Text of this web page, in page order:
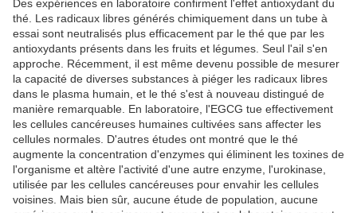
Des expériences en laboratoire confirment l'effet antioxydant du
thé. Les radicaux libres générés chimiquement dans un tube à
essai sont neutralisés plus efficacement par le thé que par les
antioxydants présents dans les fruits et légumes. Seul l'ail s'en
approche. Récemment, il est même devenu possible de mesurer
la capacité de diverses substances à piéger les radicaux libres
dans le plasma humain, et le thé s'est à nouveau distingué de
manière remarquable. En laboratoire, l'EGCG tue effectivement
les cellules cancéreuses humaines cultivées sans affecter les
cellules normales. D'autres études ont montré que le thé
augmente la concentration d'enzymes qui éliminent les toxines de
l'organisme et altère l'activité d'une autre enzyme, l'urokinase,
utilisée par les cellules cancéreuses pour envahir les cellules
voisines. Mais bien sûr, aucune étude de population, aucune